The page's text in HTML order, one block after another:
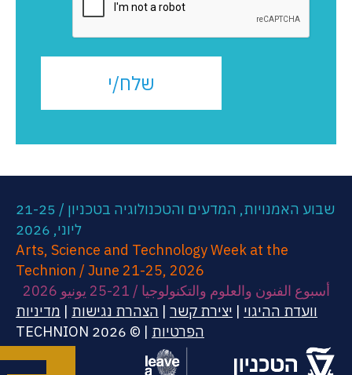
(opens in new tab)
שבוע האמנויות, המדעים והטכנולוגיה בטכניון / 21-25
ליוני, 2026
Arts, Science and Technology Week at the
Technion / June 21-25, 2026
أسبوع الفنون والعلوم والتكنولوجيا / 21-25 يونيو 2026
וועדת ההיגוי | יצירת קשר | הצהרת נגישות | מדיניות
הפרטיות | © 2026 TECHNION